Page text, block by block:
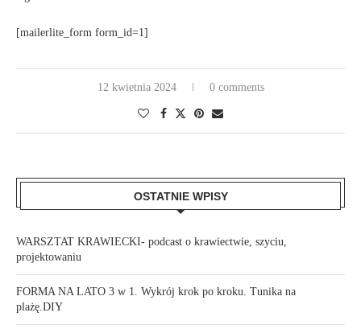
[mailerlite_form form_id=1]
12 kwietnia 2024 0 comments
OSTATNIE WPISY
WARSZTAT KRAWIECKI- podcast o krawiectwie, szyciu,
projektowaniu
FORMA NA LATO 3 w 1. Wykrój krok po kroku. Tunika na
plażę.DIY